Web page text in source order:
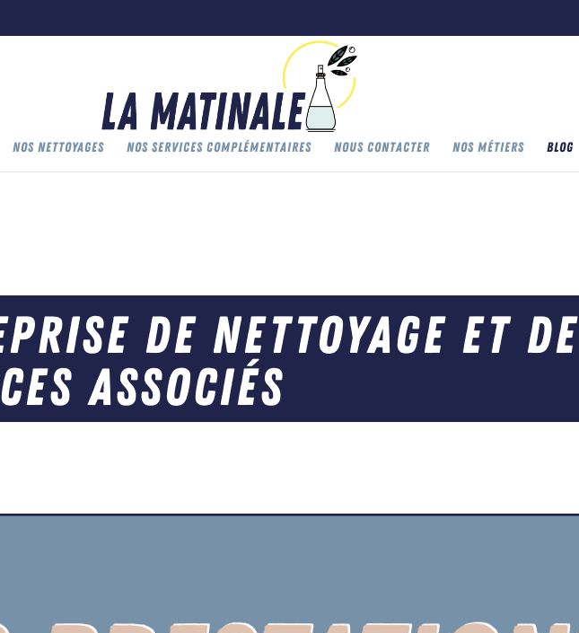
NOS NETTOYAGES NOS SERVICES COMPLÉMENTAIRES NOUS CONTACTER NOS MÉTIERS BLOG
de nettoyage et de
associés